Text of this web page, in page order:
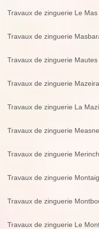
Travaux de zinguerie Le
Travaux de zinguerie
Travaux de zinguerie
Travaux de zinguerie
Travaux de zinguerie La
Travaux de zinguerie
Travaux de zinguerie
Travaux de zinguerie
Travaux de zinguerie
Travaux de zinguerie Le